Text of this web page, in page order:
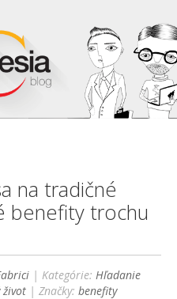
na tradičné
benefity trochu
| Kategórie:Hľadanie
život | Značky:benefity